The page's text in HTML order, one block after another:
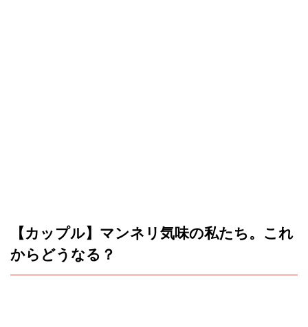
【カップル】マンネリ気味の私たち。これ
からどうなる？